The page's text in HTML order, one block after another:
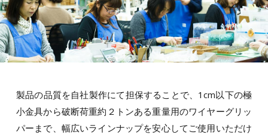
製品の品質を自社製作にて担保することで、1cm以下の極
小金具から破断荷重約２トンある重量用のワイヤーグリッ
パーまで、幅広いラインナップを安心してご使用いただけ